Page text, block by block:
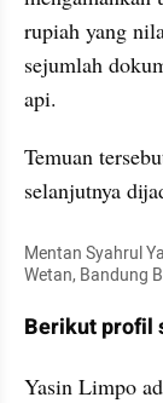
rupiah yang
sejumlah
api.
Temuan
selanjutnya
Mentan Syahrul
Wetan, Bandung
Berikut profil
Yasin Limpo